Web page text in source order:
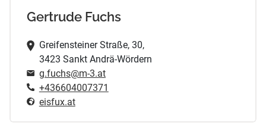
Gertrude Fuchs
Greifensteiner Straße, 30,
3423 Sankt Andrä-Wördern
g.fuchs@m-3.at
+436604007371
eisfux.at